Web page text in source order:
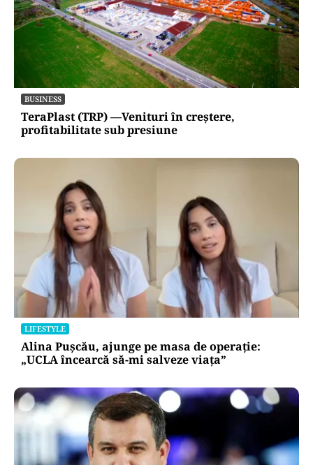
BUSINESS
TeraPlast (TRP) —Venituri în creștere,
profitabilitate sub presiune
LIFESTYLE
Alina Pușcău, ajunge pe masa de operație:
„UCLA încearcă să-mi salveze viața”